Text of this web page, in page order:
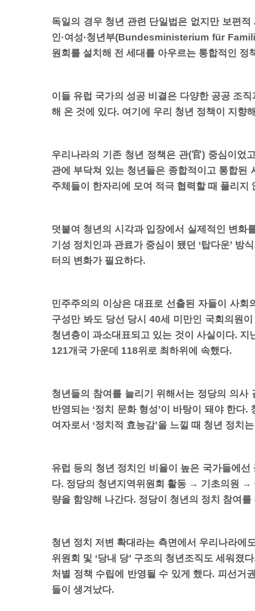
독일의 경우 청년 관련 단일법은 없지만 보편
인·여성·청년부(Bundesministerium für
원회를 설치해 전 세대를 아우르는 통합적인 정
이들 유럽 국가의 성공 비결은 다양한 공공 조
해 온 것에 있다. 여기에 우리 청년 정책이 지향
우리나라의 기존 청년 정책은 관(官) 중심이었
관에 부닥쳐 있는 청년들은 종합적이고 통합된
주체들이 한자리에 모여 적극 협력할 때 풀리
덧붙여 청년의 시각과 입장에서 실제적인 변화
기성 정치인과 관료가 중심이 됐던 ‘탑다운’ 방
터의 변화가 필요하다.
민주주의의 이상은 대표로 선출된 자들이 사
구성만 봐도 당선 당시 40세 미만인 국회의원
청년층이 과소대표되고 있는 것이 사실이다.
121개국 가운데 118위로 최하위에 속했다.
청년들의 참여를 늘리기 위해서는 정당의 의사
반영되는 ‘정치 문화 형성’이 바탕이 돼야 한
여자로서 ‘정치적 효능감’을 느낄 때 청년 정치
유럽 등의 청년 정치인 비율이 높은 국가들에
다. 정당의 청년지역위원회 활동 → 기초의원 →
량을 함양해 나간다. 정당이 청년의 정치 참여를
청년 정치 저변 확대라는 측면에서 우리나라에
위원회 및 ‘당내 당’ 구조의 청년조직도 세워
처별 정책 수립에 반영될 수 있게 했다. 피선거
들이 생겨났다.